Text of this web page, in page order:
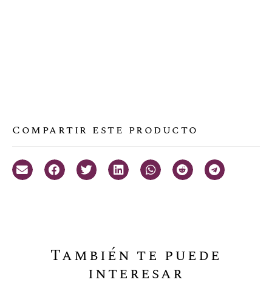
Compartir este producto
También te puede
interesar